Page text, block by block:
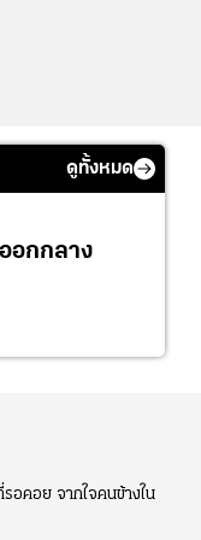
ดูทั้งหมด
อกกลาง
อคอย จากใจคนข้างใน